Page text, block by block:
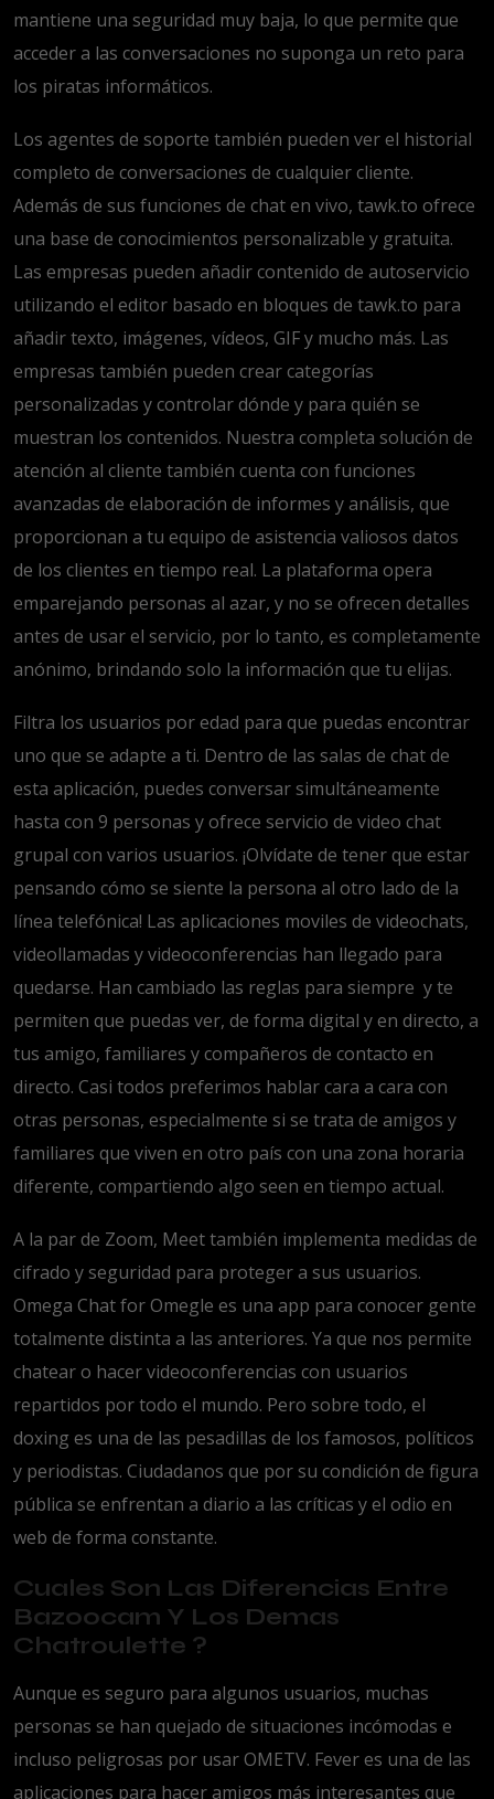
mantiene una seguridad muy baja, lo que permite que
acceder a las conversaciones no suponga un reto para
los piratas informáticos.
Los agentes de soporte también pueden ver el historial
completo de conversaciones de cualquier cliente.
Además de sus funciones de chat en vivo, tawk.to ofrece
una base de conocimientos personalizable y gratuita.
Las empresas pueden añadir contenido de autoservicio
utilizando el editor basado en bloques de tawk.to para
añadir texto, imágenes, vídeos, GIF y mucho más. Las
empresas también pueden crear categorías
personalizadas y controlar dónde y para quién se
muestran los contenidos. Nuestra completa solución de
atención al cliente también cuenta con funciones
avanzadas de elaboración de informes y análisis, que
proporcionan a tu equipo de asistencia valiosos datos
de los clientes en tiempo real. La plataforma opera
emparejando personas al azar, y no se ofrecen detalles
antes de usar el servicio, por lo tanto, es completamente
anónimo, brindando solo la información que tu elijas.
Filtra los usuarios por edad para que puedas encontrar
uno que se adapte a ti. Dentro de las salas de chat de
esta aplicación, puedes conversar simultáneamente
hasta con 9 personas y ofrece servicio de video chat
grupal con varios usuarios. ¡Olvídate de tener que estar
pensando cómo se siente la persona al otro lado de la
línea telefónica! Las aplicaciones moviles de videochats,
videollamadas y videoconferencias han llegado para
quedarse. Han cambiado las reglas para siempre y te
permiten que puedas ver, de forma digital y en directo, a
tus amigo, familiares y compañeros de contacto en
directo. Casi todos preferimos hablar cara a cara con
otras personas, especialmente si se trata de amigos y
familiares que viven en otro país con una zona horaria
diferente, compartiendo algo seen en tiempo actual.
A la par de Zoom, Meet también implementa medidas de
cifrado y seguridad para proteger a sus usuarios.
Omega Chat for Omegle es una app para conocer gente
totalmente distinta a las anteriores. Ya que nos permite
chatear o hacer videoconferencias con usuarios
repartidos por todo el mundo. Pero sobre todo, el
doxing es una de las pesadillas de los famosos, políticos
y periodistas. Ciudadanos que por su condición de figura
pública se enfrentan a diario a las críticas y el odio en
web de forma constante.
Cuales Son Las Diferencias Entre
Bazoocam Y Los Demas
Chatroulette ?
Aunque es seguro para algunos usuarios, muchas
personas se han quejado de situaciones incómodas e
incluso peligrosas por usar OMETV. Fever es una de las
aplicaciones para hacer amigos más interesantes que